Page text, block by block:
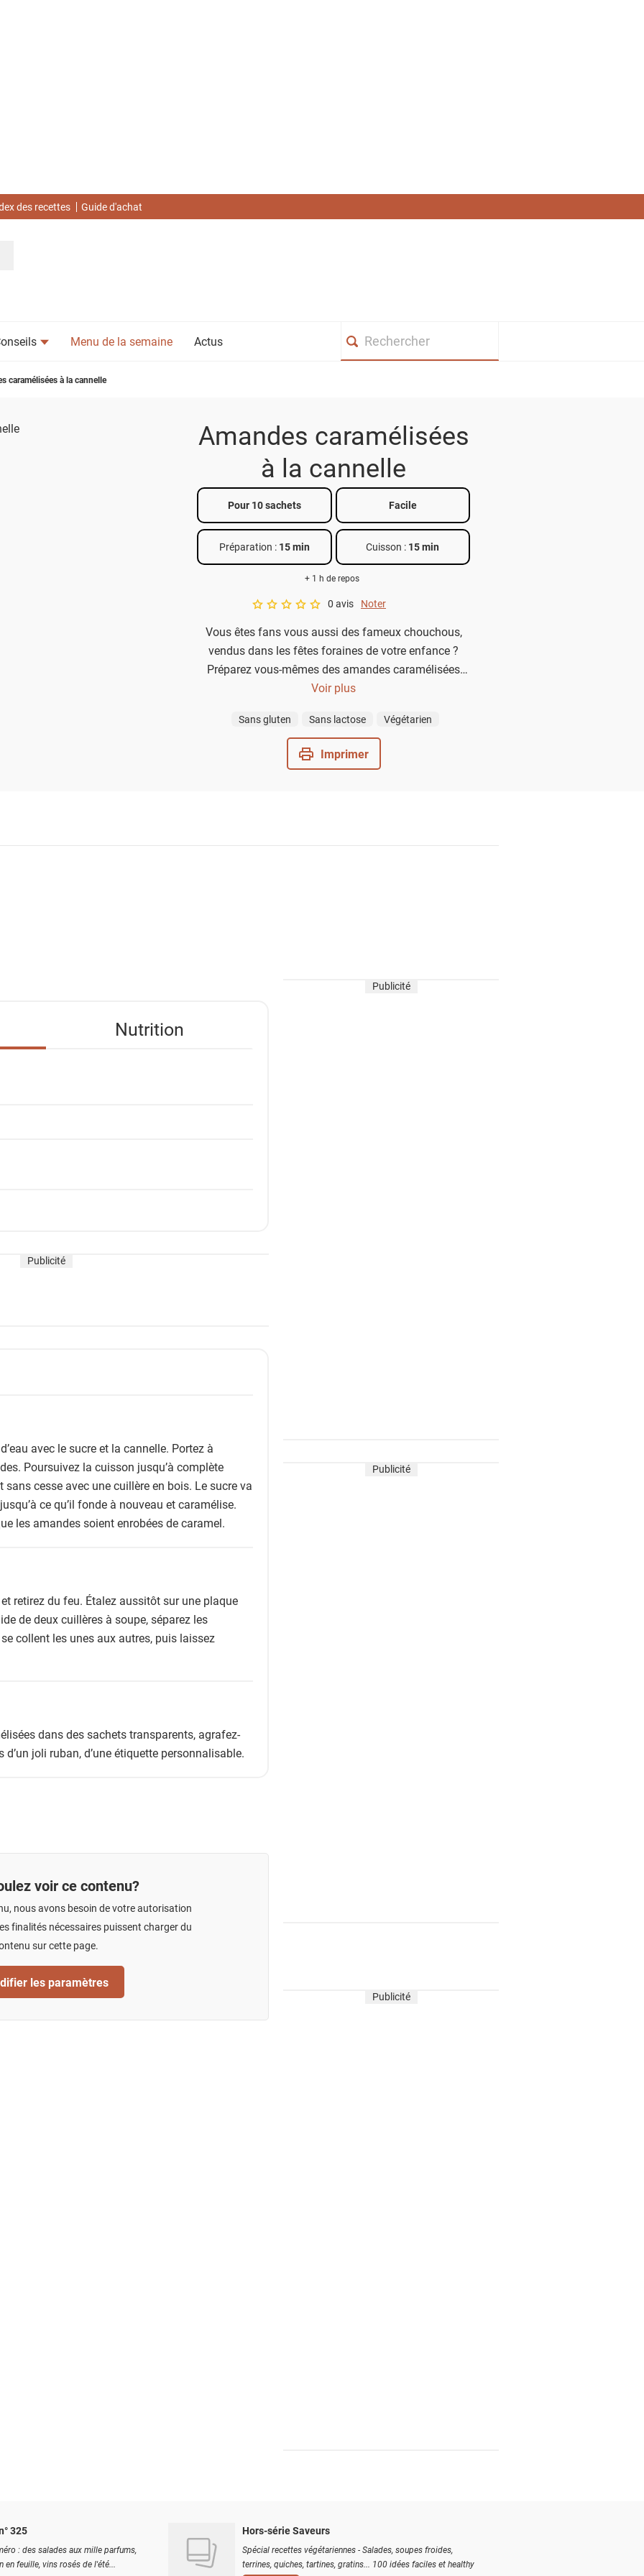
des recettes Guide d'achat
Menu de la semaine Actus
caramélisées à la cannelle
Amandes caramélisées
à la cannelle
Pour 10 sachets Facile
Préparation : 15 min Cuisson : 15 min
+ 1 h de repos
A star rating of 0 out of 5.
0 avis Noter
Vous êtes fans vous aussi des fameux chouchous,
vendus dans les fêtes foraines de votre enfance ?
Préparez vous-mêmes des amandes caramélisées
gourmandes et croquantes sous la dent. En plus de
laissez-vous tenter par des chouchous faits maison !
Voir plus
Sans gluten Sans lactose Végétarien
Imprimer
Nutrition
Publicité
avec le sucre et la cannelle. Portez à
Poursuivez la cuisson jusqu’à complète
sans cesse avec une cuillère en bois. Le sucre va
ce qu’il fonde à nouveau et caramélise.
les amandes soient enrobées de caramel.
retirez du feu. Étalez aussitôt sur une plaque
de deux cuillères à soupe, séparez les
collent les unes aux autres, puis laissez
dans des sachets transparents, agrafez-
joli ruban, d’une étiquette personnalisable.
voir ce contenu?
nous avons besoin de votre autorisation
finalités nécessaires puissent charger du
sur cette page.
les paramètres
Publicité
Publicité
Publicité
325
: des salades aux mille parfums,
en feuille, vins rosés de l'été...
Hors-série Saveurs
Spécial recettes végétariennes - Salades, soupes froides,
terrines, quiches, tartines, gratins... 100 idées faciles et healthy